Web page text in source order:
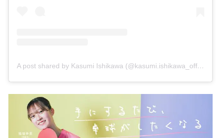
A post shared by Kasumi Ishikawa (@kasumi.ishikawa_official)